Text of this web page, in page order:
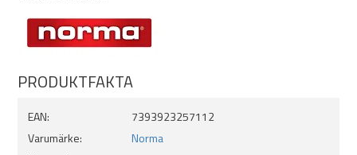
korn större och hårdheten avtar.
Kaliber: 222Rem
Antal: 100
PRODUKTFAKTA
EAN:
7393923257112
Varumärke:
Norma